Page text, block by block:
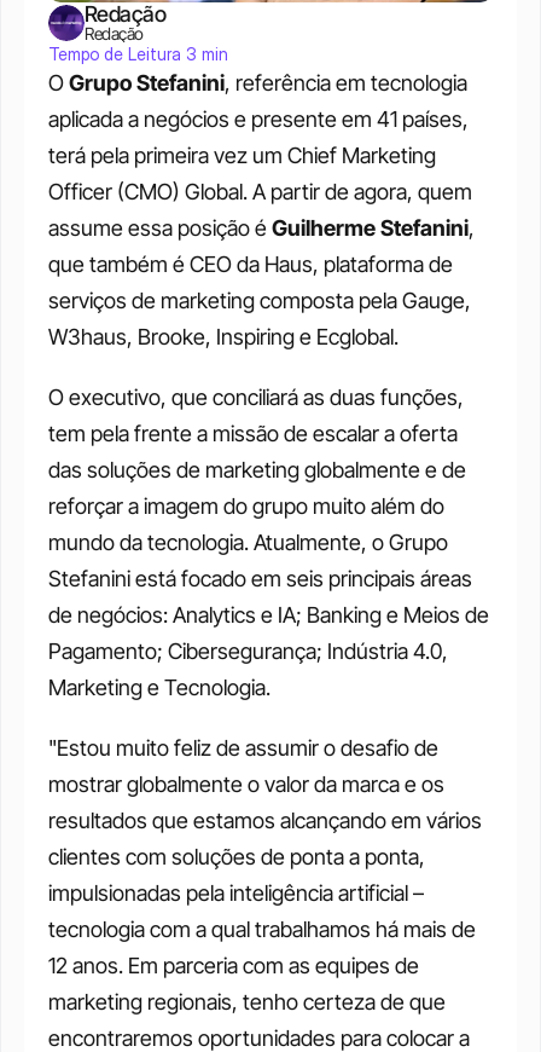
O Grupo Stefanini, referência em tecnologia
aplicada a negócios e presente em 41 países,
terá pela primeira vez um Chief Marketing
Officer (CMO) Global. A partir de agora, quem
assume essa posição é Guilherme Stefanini,
que também é CEO da Haus, plataforma de
serviços de marketing composta pela Gauge,
W3haus, Brooke, Inspiring e Ecglobal.
O executivo, que conciliará as duas funções,
tem pela frente a missão de escalar a oferta
das soluções de marketing globalmente e de
reforçar a imagem do grupo muito além do
mundo da tecnologia. Atualmente, o Grupo
Stefanini está focado em seis principais áreas
de negócios: Analytics e IA; Banking e Meios de
Pagamento; Cibersegurança; Indústria 4.0,
Marketing e Tecnologia.
"Estou muito feliz de assumir o desafio de
mostrar globalmente o valor da marca e os
resultados que estamos alcançando em vários
clientes com soluções de ponta a ponta,
impulsionadas pela inteligência artificial –
tecnologia com a qual trabalhamos há mais de
12 anos. Em parceria com as equipes de
marketing regionais, tenho certeza de que
encontraremos oportunidades para colocar a
Redação
Redação
Tempo de Leitura 3 min